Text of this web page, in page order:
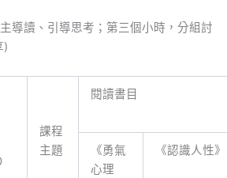
導讀、引導思考；第三個小時，分組討
)
課程
主題
閱讀書目
《勇氣
心理
《認識人性》